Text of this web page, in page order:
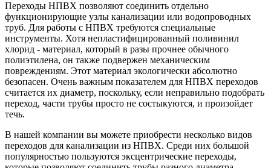
Переходы НПВХ позволяют соединить отдельно
функционирующие узлы канализации или водопроводных
труб. Для работы с НПВХ требуются специальные
инструменты. Хотя непластифицированный поливинил
хлорид - материал, который в разы прочнее обычного
полиэтилена, он также подвержен механическим
повреждениям. Этот материал экологически абсолютно
безопасен. Очень важным показателем для НПВХ переходов
считается их диаметр, поскольку, если неправильно подобрать
переход, части трубы просто не состыкуются, и произойдет
течь.
В нашей компании вы можете приобрести несколько видов
переходов для канализации из НПВХ. Среди них большой
популярностью пользуются эксцентрические переходы,